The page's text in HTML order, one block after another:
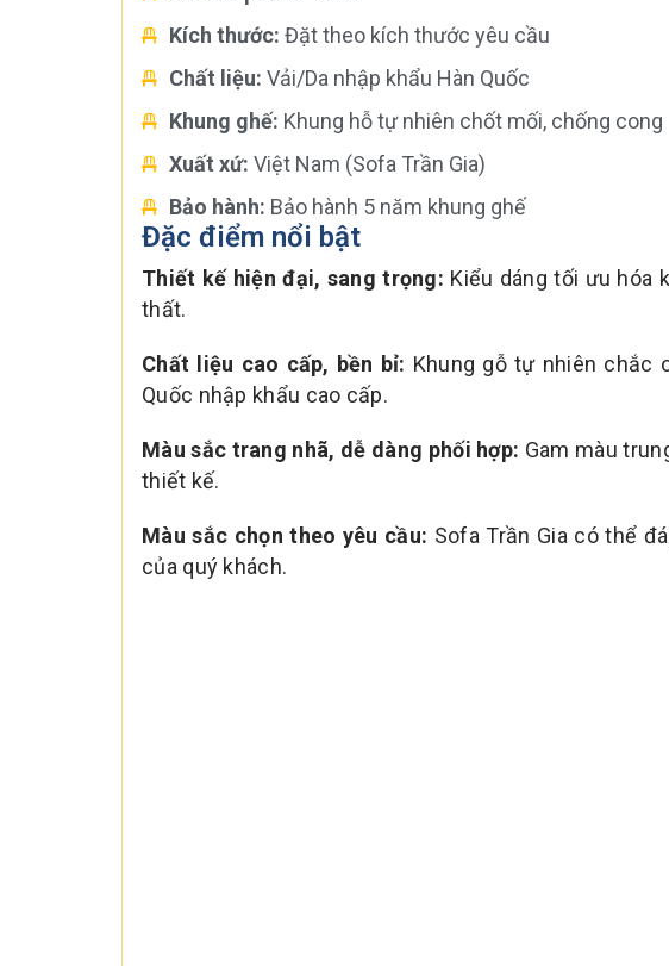
Kích thước: Đặt theo kích thước yêu cầu
Chất liệu: Vải/Da nhập khẩu Hàn Quốc
Khung ghế: Khung hỗ tự nhiên chốt mối, chống cong
Xuất xứ: Việt Nam (Sofa Trần Gia)
Bảo hành: Bảo hành 5 năm khung ghế
Đặc điểm nổi bật
Thiết kế hiện đại, sang trọng: Kiểu dáng tối ưu hóa
thất.
Chất liệu cao cấp, bền bỉ: Khung gỗ tự nhiên chắc
Quốc nhập khẩu cao cấp.
Màu sắc trang nhã, dễ dàng phối hợp: Gam màu
thiết kế.
Màu sắc chọn theo yêu cầu: Sofa Trần Gia có thể
của quý khách.